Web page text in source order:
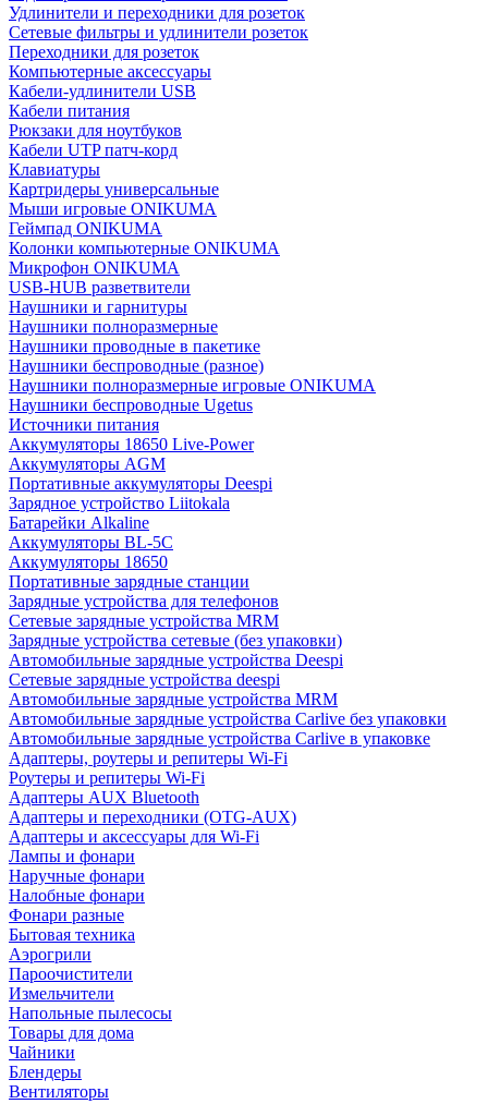
Удлинители и переходники для розеток
Сетевые фильтры и удлинители розеток
Переходники для розеток
Компьютерные аксессуары
Кабели-удлинители USB
Кабели питания
Рюкзаки для ноутбуков
Кабели UTP патч-корд
Клавиатуры
Картридеры универсальные
Мыши игровые ONIKUMA
Геймпад ONIKUMA
Колонки компьютерные ONIKUMA
Микрофон ONIKUMA
USB-HUB разветвители
Наушники и гарнитуры
Наушники полноразмерные
Наушники проводные в пакетике
Наушники беспроводные (разное)
Наушники полноразмерные игровые ONIKUMA
Наушники беспроводные Ugetus
Источники питания
Аккумуляторы 18650 Live-Power
Аккумуляторы АGM
Портативные аккумуляторы Deespi
Зарядное устройство Liitokala
Батарейки Alkaline
Аккумуляторы BL-5C
Аккумуляторы 18650
Портативные зарядные станции
Зарядные устройства для телефонов
Сетевые зарядные устройства MRM
Зарядные устройства сетевые (без упаковки)
Автомобильные зарядные устройства Deespi
Сетевые зарядные устройства deespi
Автомобильные зарядные устройства MRM
Автомобильные зарядные устройства Carlive без упаковки
Автомобильные зарядные устройства Carlive в упаковке
Адаптеры, роутеры и репитеры Wi-Fi
Роутеры и репитеры Wi-Fi
Адаптеры AUX Bluetooth
Адаптеры и переходники (OTG-AUX)
Адаптеры и аксессуары для Wi-Fi
Лампы и фонари
Наручные фонари
Налобные фонари
Фонари разные
Бытовая техника
Аэрогрили
Пароочистители
Измельчители
Напольные пылесосы
Товары для дома
Чайники
Блендеры
Вентиляторы